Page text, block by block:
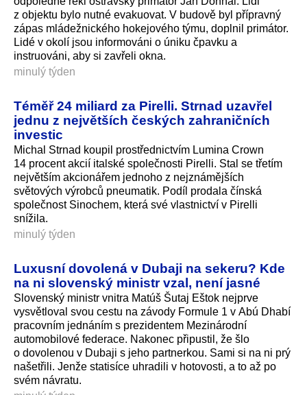
z objektu bylo nutné evakuovat. V budově byl přípravný
zápas mládežnického hokejového týmu, doplnil primátor.
Lidé v okolí jsou informováni o úniku čpavku a
instruováni, aby si zavřeli okna.
minulý týden
Téměř 24 miliard za Pirelli. Strnad uzavřel
jednu z největších českých zahraničních
investic
Michal Strnad koupil prostřednictvím Lumina Crown
14 procent akcií italské společnosti Pirelli. Stal se třetím
největším akcionářem jednoho z nejznámějších
světových výrobců pneumatik. Podíl prodala čínská
společnost Sinochem, která své vlastnictví v Pirelli
snížila.
minulý týden
Luxusní dovolená v Dubaji na sekeru? Kde
na ni slovenský ministr vzal, není jasné
Slovenský ministr vnitra Matúš Šutaj Eštok nejprve
vysvětloval svou cestu na závody Formule 1 v Abú Dhabí
pracovním jednáním s prezidentem Mezinárodní
automobilové federace. Nakonec připustil, že šlo
o dovolenou v Dubaji s jeho partnerkou. Sami si na ni prý
našetřili. Jenže statisíce uhradili v hotovosti, a to až po
svém návratu.